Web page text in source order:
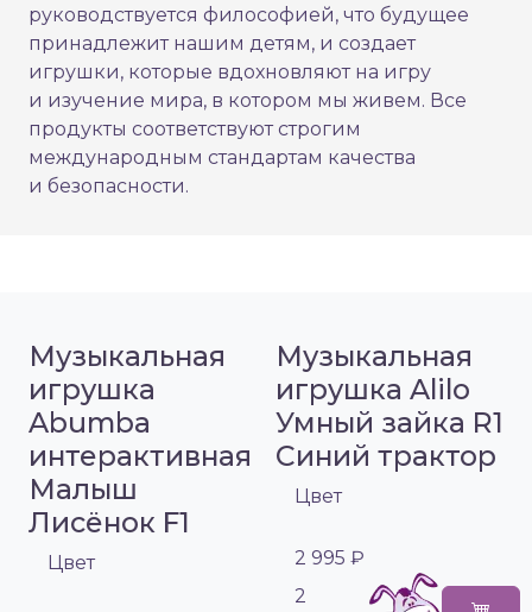
руководствуется философией, что будущее
принадлежит нашим детям, и создает
игрушки, которые вдохновляют на игру
и изучение мира, в котором мы живем. Все
продукты соответствуют строгим
международным стандартам качества
и безопасности.
Музыкальная
игрушка
Abumba
интерактивная
Малыш
Лисёнок F1
Цвет
Музыкальная
игрушка Alilo
Умный зайка R1
Синий трактор
Цвет
2 995 ₽
2